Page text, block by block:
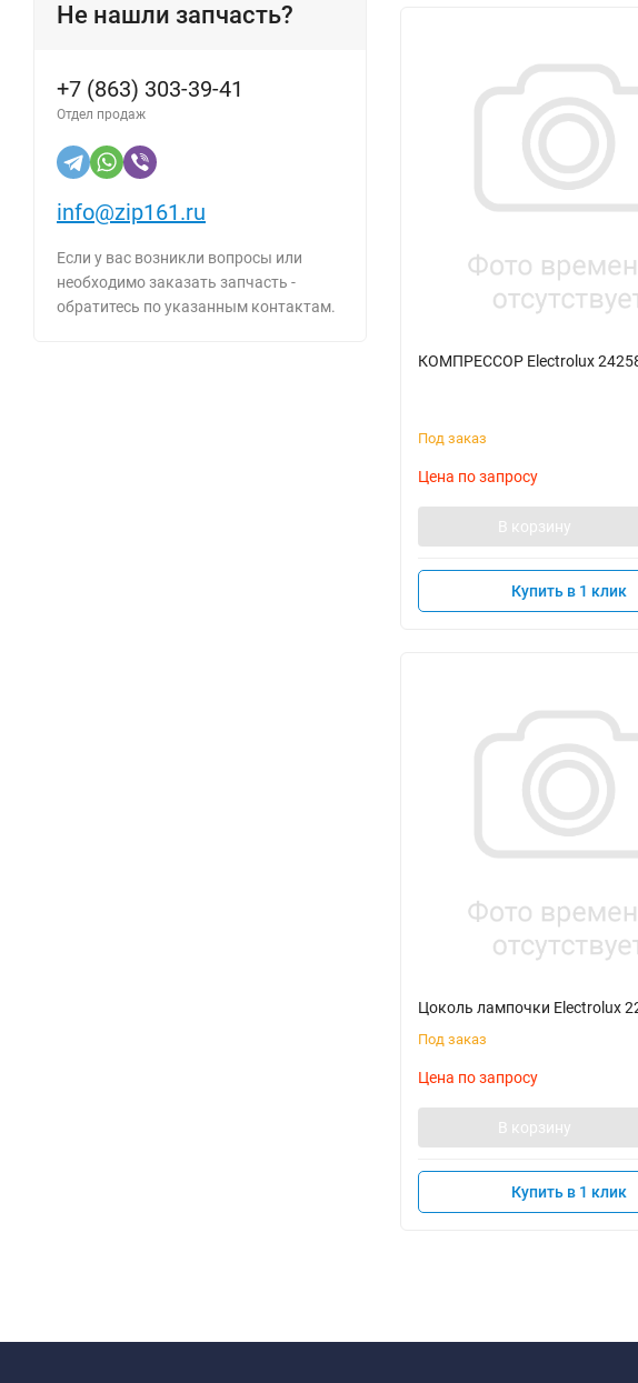
Не нашли запчасть?
+7 (863) 303-39-41
Отдел продаж
info@zip161.ru
Если у вас возникли вопросы или
необходимо заказать запчасть -
обратитесь по указанным контактам.
КОМПРЕССОР Electrolux
Под заказ
Цена по запросу
В корзину
Купить в 1 клик
Цоколь лампочки Electrolux
Под заказ
Цена по запросу
В корзину
Купить в 1 клик